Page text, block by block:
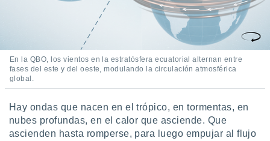
traten tus
en
interés
a lo que
Para
su
u
En la QBO, los vientos en la estratósfera ecuatorial alternan entre
fases del este y del oeste, modulando la circulación atmosférica
global.
Hay ondas que nacen en el trópico, en tormentas, en
nubes profundas, en el calor que asciende. Que
ascienden hasta romperse, para luego empujar al flujo